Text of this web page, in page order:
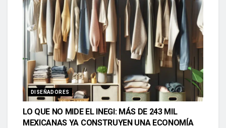
DISEÑADORES
LO QUE NO MIDE EL INEGI: MÁS DE 243 MIL
MEXICANAS YA CONSTRUYEN UNA ECONOMÍA